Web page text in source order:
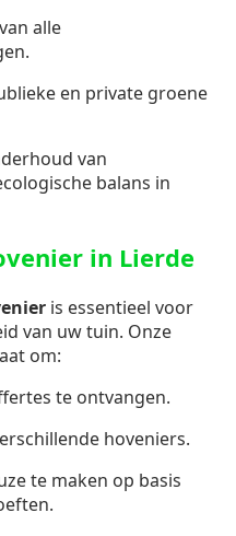
alle
en private groene
van
balans in
in Lierde
is essentieel voor
van uw tuin. Onze
om:
te ontvangen.
hoveniers.
te maken op basis